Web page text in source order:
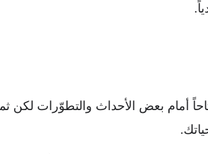
أمام بعض الأحداث والتطوّرات